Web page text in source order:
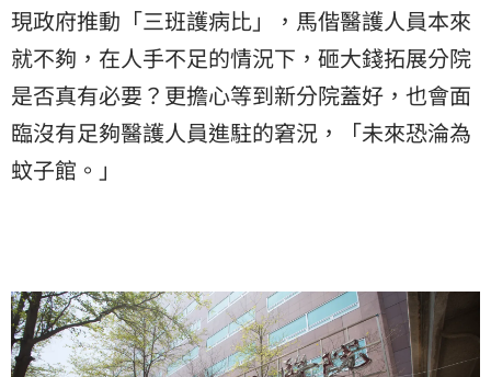
現政府推動「三班護病比」，馬偕醫護人員本來
就不夠，在人手不足的情況下，砸大錢拓展分院
是否真有必要？更擔心等到新分院蓋好，也會面
臨沒有足夠醫護人員進駐的窘況，「未來恐淪為
蚊子館。」